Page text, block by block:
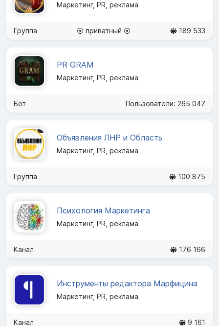
Маркетинг, PR, реклама
Группа ⦿ приватный ⦿ 189 533
PR GRAM
Маркетинг, PR, реклама
Бот Пользователи: 265 047
Объявления ЛНР и Область
Маркетинг, PR, реклама
Группа 100 875
Психология Маркетинга
Маркетинг, PR, реклама
Канал 176 166
Инструменты редактора Марфицина
Маркетинг, PR, реклама
Канал 9 161